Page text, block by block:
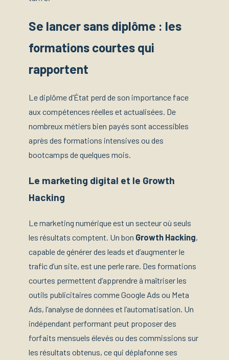
Se lancer sans diplôme : les
formations courtes qui
rapportent
Le diplôme d’État perd de son importance face
aux compétences réelles et actualisées. De
nombreux métiers bien payés sont accessibles
après des formations intensives ou des
bootcamps de quelques mois.
Le marketing digital et le Growth
Hacking
Le marketing numérique est un secteur où seuls
les résultats comptent. Un bon Growth Hacking,
capable de générer des leads et d’augmenter le
trafic d’un site, est une perle rare. Des formations
courtes permettent d’apprendre à maîtriser les
outils publicitaires comme Google Ads ou Meta
Ads, l’analyse de données et l’automatisation. Un
indépendant performant peut proposer des
forfaits mensuels élevés ou des commissions sur
les résultats obtenus, ce qui déplafonne ses